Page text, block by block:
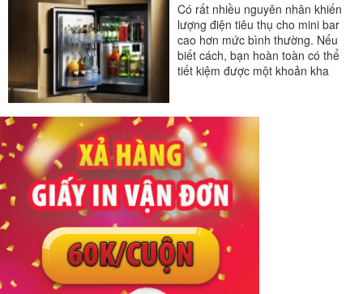
Có rất nhiều nguyên nhân khiến
lượng điện tiêu thụ cho mini bar
cao hơn mức bình thường. Nếu
biết cách, bạn hoàn toàn có thể
tiết kiệm được một khoản kha
#thiết bị buồng phòng